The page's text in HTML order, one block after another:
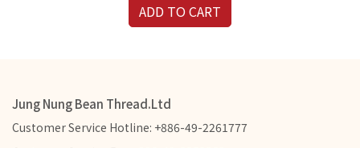
ADD TO CART
Jung Nung Bean Thread.Ltd
Customer Service Hotline: +886-49-2261777